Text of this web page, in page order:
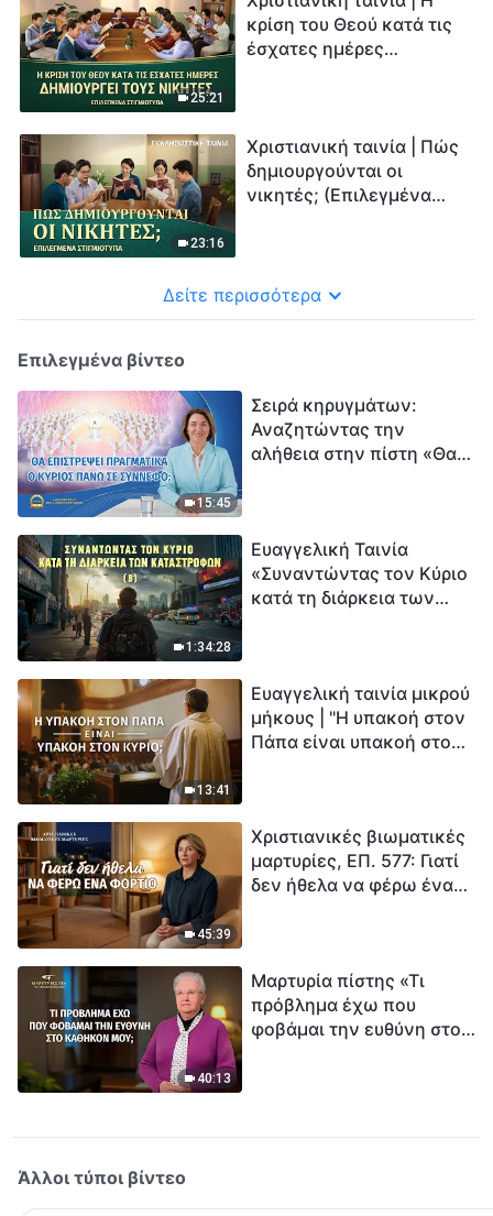
25:21
κρίση του Θεού κατά τις
έσχατες ημέρες
23:16
Χριστιανική ταινία | Πώς
δημιουργούνται οι
νικητές; (Επιλεγμένα
Δείτε περισσότερα
Επιλεγμένα βίντεο
15:45
Σειρά κηρυγμάτων:
Αναζητώντας την
αλήθεια στην πίστη «Θα
1:34:28
Ευαγγελική Ταινία
«Συναντώντας τον Κύριο
κατά τη διάρκεια των
εξαφάνισης». Οι
καταστροφές χτυπούν.
Ξεκινά η αντίστροφη
13:41
Ευαγγελική ταινία μικρού
μήκους | "Η υπακοή στον
Πάπα είναι υπακοή στον
45:39
Χριστιανικές βιωματικές
μαρτυρίες, ΕΠ. 577: Γιατί
δεν ήθελα να φέρω ένα
40:13
Μαρτυρία πίστης «Τι
πρόβλημα έχω που
φοβάμαι την ευθύνη στο
Άλλοι τύποι βίντεο